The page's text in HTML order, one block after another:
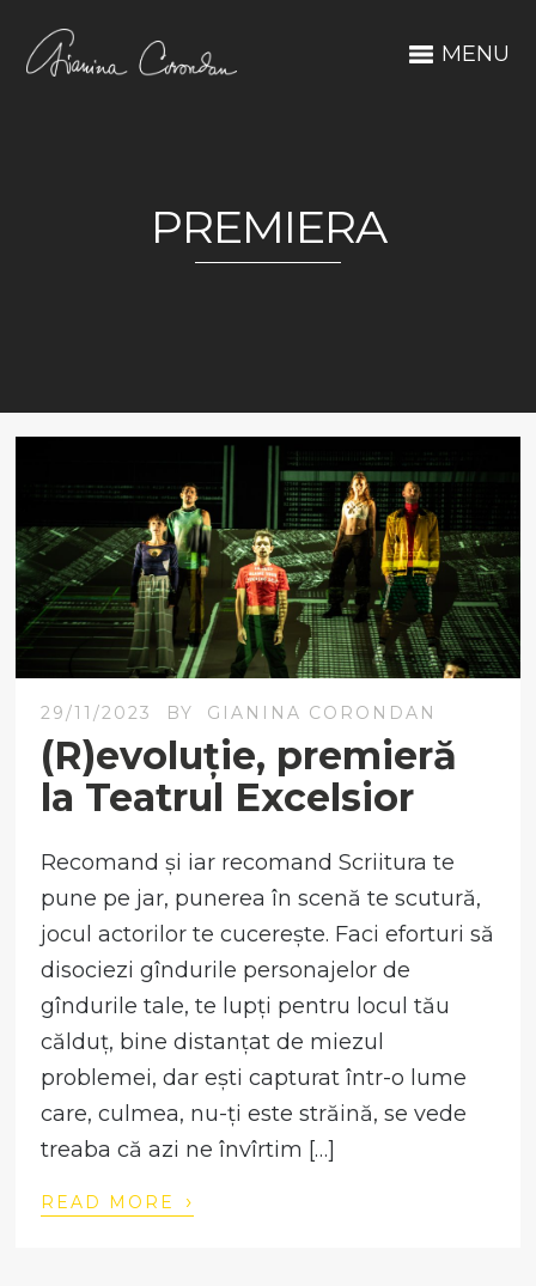
MENU
PREMIERA
29/11/2023 BY GIANINA CORONDAN
(R)evoluție, premieră
la Teatrul Excelsior
Recomand și iar recomand Scriitura te
pune pe jar, punerea în scenă te scutură,
jocul actorilor te cucerește. Faci eforturi să
disociezi gîndurile personajelor de
gîndurile tale, te lupți pentru locul tău
călduț, bine distanțat de miezul
problemei, dar ești capturat într-o lume
care, culmea, nu-ți este străină, se vede
treaba că azi ne învîrtim […]
READ MORE ›